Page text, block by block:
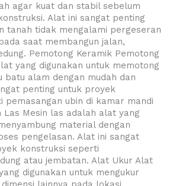
agar kuat dan stabil sebelum
Alat ini sangat penting
tanah tidak mengalami pergeseran
saat membangun jalan,
Pemotong Keramik Pemotong
yang digunakan untuk memotong
batu alam dengan mudah dan
penting untuk proyek
pemasangan ubin di kamar mandi
Las Mesin las adalah alat yang
material dengan
pengelasan. Alat ini sangat
konstruksi seperti
atau jembatan. Alat Ukur Alat
digunakan untuk mengukur